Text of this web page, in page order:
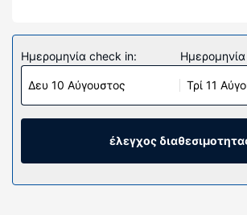
Νιώστε σαν στο σπίτι σας σε ένα από
κλιματιζόμενα δωμάτια, όπου υπάρχουν
τηλεοράσεις με επίπεδη οθόνη. Για τη
προσφέρεται τηλεόραση με δορυφορικά
ιδιωτικά μπάνια με μπανιέρες ή ντους
μπιντέδες και πιστολάκια μαλλιών. Οι
Ημερομηνία check in:
Δευ 10 Αύγουστος Τρί 11
έλεγχος